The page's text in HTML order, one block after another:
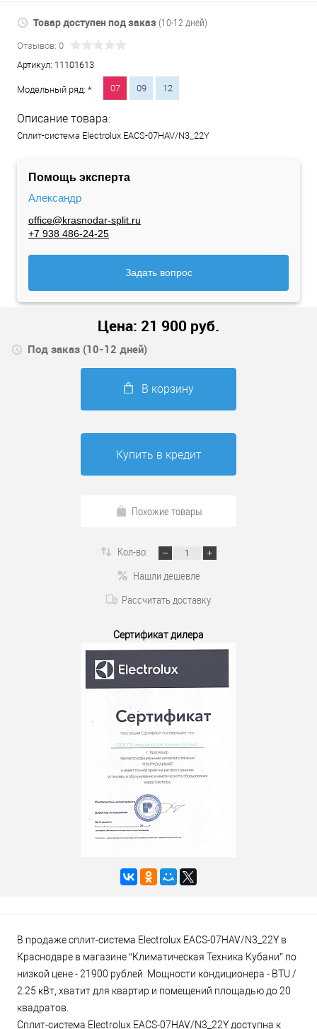
Товар доступен под заказ (10-12 дней)
Отзывов: 0
Артикул: 11101613
Модельный ряд: * 07 09 12
Описание товара:
Сплит-система Electrolux EACS-07HAV/N3_22Y
Помощь эксперта
Александр
office@krasnodar-split.ru
+7 938 486-24-25
Задать вопрос
Цена: 21 900 руб.
Под заказ (10-12 дней)
В корзину
Купить в кредит
Похожие товары
Кол-во:
Нашли дешевле
Рассчитать доставку
Сертификат дилера
В продаже сплит-система Electrolux EACS-07HAV/N3_22Y в
Краснодаре в магазине “Климатическая Техника Кубани” по
низкой цене - 21900 рублей. Мощности кондиционера - BTU /
2.25 кВт, хватит для квартир и помещений площадью до 20
квадратов.
Сплит-система Electrolux EACS-07HAV/N3_22Y доступна к